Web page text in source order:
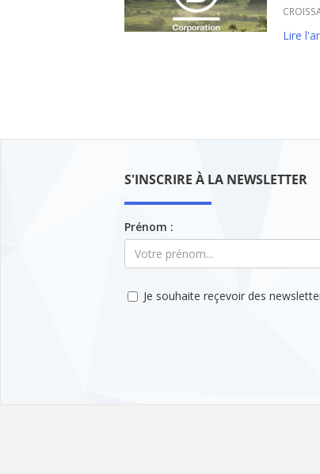
Lire
S'INSCRIRE À LA NEWSLETTER
Prénom :
Je souhaite reçevoir des